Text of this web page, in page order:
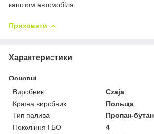
капотом автомобіля.
Приховати
Характеристики
Основні
Виробник
Czaja
Країна виробник
Польща
Тип палива
Пропан-бутан
Покоління ГБО
4